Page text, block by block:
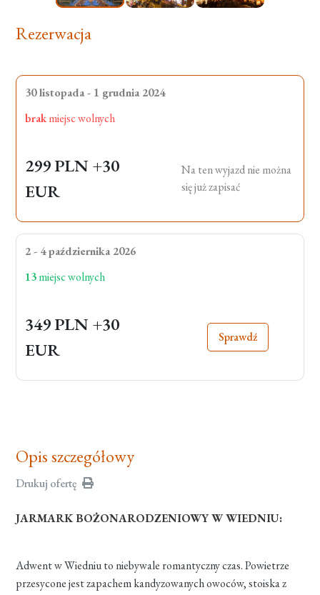
Rezerwacja
30 listopada - 1 grudnia 2024
brakmiejsc wolnych
299 PLN +30
EUR
Na ten wyjazd nie można
się już zapisać
2 - 4 października 2026
13miejsc wolnych
349 PLN +30
EUR
Sprawdź
Opis szczegółowy
Drukuj ofertę
JARMARK BOŻONARODZENIOWY W WIEDNIU:
Adwent w Wiedniu to niebywale romantyczny czas. Powietrze
przesycone jest zapachem kandyzowanych owoców, stoiska z